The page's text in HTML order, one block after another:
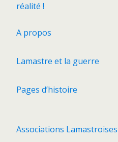
réalité !
A propos
Lamastre et la guerre
Pages d’histoire
Associations Lamastroises